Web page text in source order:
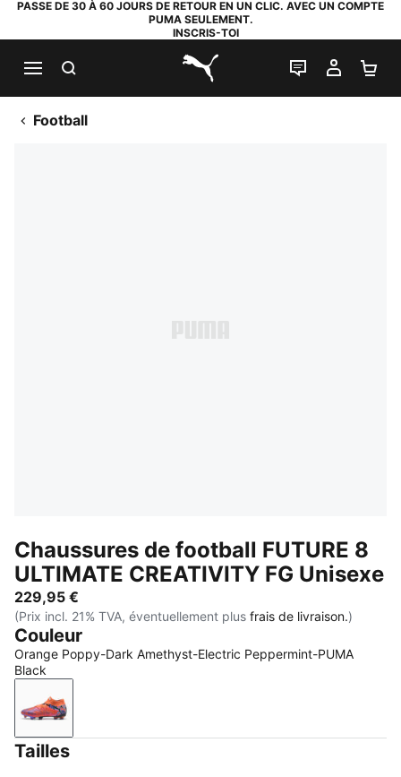
PASSE DE 30 À 60 JOURS DE RETOUR EN UN CLIC. AVEC UN COMPTE
PUMA SEULEMENT.
INSCRIS-TOI
PUMA.com
LIVE CHAT
MON
Football
Chaussures de football FUTURE 8
ULTIMATE CREATIVITY FG Unisexe
229,95 €
(Prix incl. 21% TVA, éventuellement plus frais de livraison.)
Couleur
Orange Poppy-Dark Amethyst-Electric Peppermint-PUMA
Black
Orange Poppy-Dark Amethyst-Electric Peppermint-
Tailles